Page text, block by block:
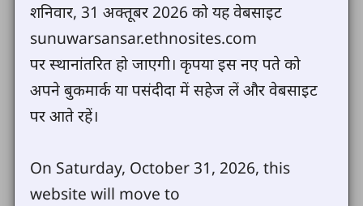
क्याप्टन मोहन बाहदुर (748 KB) View
शनिवार, 31 अक्तूबर 2026 को यह वेबसाइट
sunuwarsansar.ethnosites.com
पर स्थानांतरित हो जाएगी। कृपया इस नए पते को
अपने बुकमार्क या पसंदीदा में सहेज लें और वेबसाइट
पर आते रहें।
On Saturday, October 31, 2026, this
website will move to